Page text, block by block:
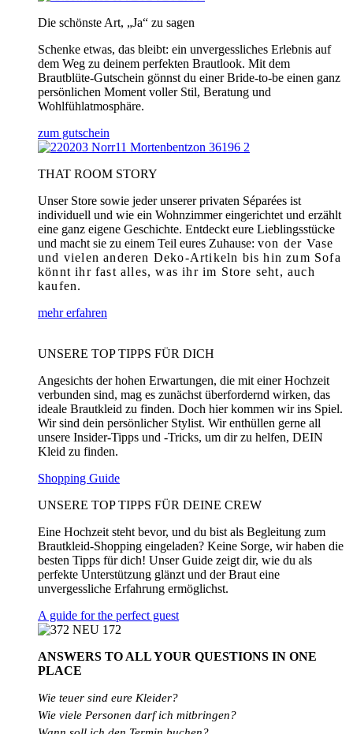
Die schönste Art, „Ja“ zu sagen
Schenke etwas, das bleibt: ein unvergessliches Erlebnis auf
dem Weg zu deinem perfekten Brautlook. Mit dem
Brautblüte-Gutschein gönnst du einer Bride-to-be einen ganz
persönlichen Moment voller Stil, Beratung und
Wohlfühlatmosphäre.
zum gutschein
THAT ROOM STORY
Unser Store sowie jeder unserer privaten Séparées ist
individuell und wie ein Wohnzimmer eingerichtet und erzählt
eine ganz eigene Geschichte. Entdeckt eure Lieblingsstücke
und macht sie zu einem Teil eures Zuhause: von der Vase
und vielen anderen Deko-Artikeln bis hin zum Sofa
könnt ihr fast alles, was ihr im Store seht, auch
kaufen.
mehr erfahren
UNSERE TOP TIPPS FÜR DICH
Angesichts der hohen Erwartungen, die mit einer Hochzeit
verbunden sind, mag es zunächst überfordernd wirken, das
ideale Brautkleid zu finden. Doch hier kommen wir ins Spiel.
Wir sind dein persönlicher Stylist. Wir enthüllen gerne all
unsere Insider-Tipps und -Tricks, um dir zu helfen, DEIN
Kleid zu finden.
Shopping Guide
UNSERE TOP TIPPS FÜR DEINE CREW
Eine Hochzeit steht bevor, und du bist als Begleitung zum
Brautkleid-Shopping eingeladen? Keine Sorge, wir haben die
besten Tipps für dich! Unser Guide zeigt dir, wie du als
perfekte Unterstützung glänzt und der Braut eine
unvergessliche Erfahrung ermöglichst.
A guide for the perfect guest
ANSWERS TO ALLYOUR QUESTIONS IN ONE
PLACE
Wie teuer sind eure Kleider?
Wie viele Personen darf ich mitbringen?